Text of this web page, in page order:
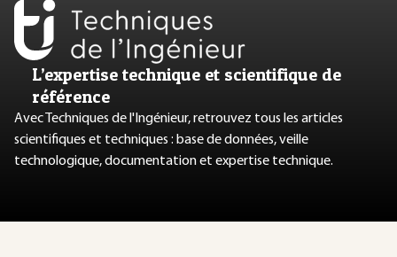
L’expertise technique et scientifique de
référence
Avec Techniques de l'Ingénieur, retrouvez tous les articles
scientifiques et techniques : base de données, veille
technologique, documentation et expertise technique.